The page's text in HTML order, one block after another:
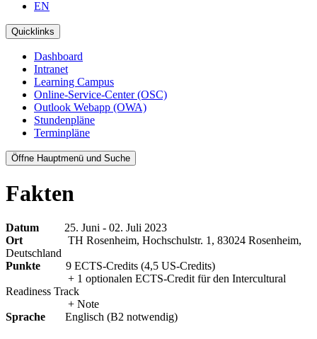
EN
Quicklinks
Dashboard
Intranet
Learning Campus
Online-Service-Center (OSC)
Outlook Webapp (OWA)
Stundenpläne
Terminpläne
Öffne Hauptmenü und Suche
Fakten
Datum 25. Juni - 02. Juli 2023
Ort TH Rosenheim, Hochschulstr. 1, 83024 Rosenheim,
Deutschland
Punkte
9 ECTS-Credits (4,5 US-Credits)
+ 1 optionalen ECTS-Credit für den Intercultural
Readiness Track
+ Note
Sprache
Englisch (B2 notwendig)